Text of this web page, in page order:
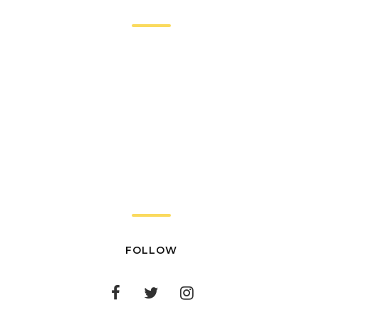
FOLLOW